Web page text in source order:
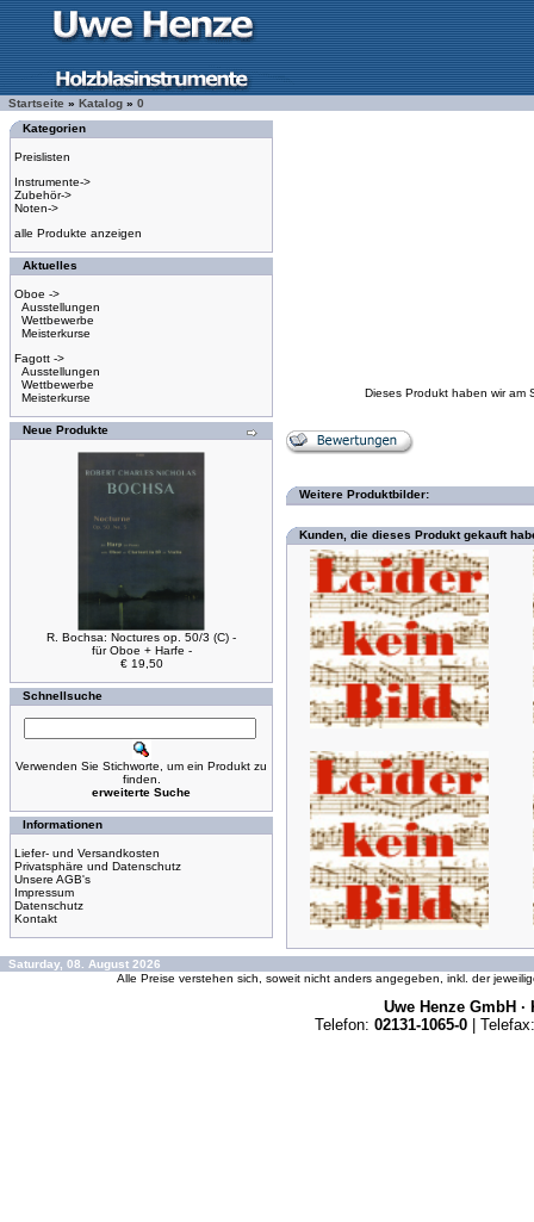
Startseite » Katalog » 0
Kategorien
Preislisten
Instrumente->
Zubehör->
Noten->
alle Produkte anzeigen
Aktuelles
Oboe ->
Ausstellungen
Wettbewerbe
Meisterkurse
Fagott ->
Ausstellungen
Wettbewerbe
Meisterkurse
Neue Produkte
R. Bochsa: Noctures op. 50/3 (C) -
für Oboe + Harfe -
€ 19,50
Schnellsuche
Verwenden Sie Stichworte, um ein Produkt zu
finden.
erweiterte Suche
Informationen
Liefer- und Versandkosten
Privatsphäre und Datenschutz
Unsere AGB's
Impressum
Datenschutz
Kontakt
Dieses Produkt haben wir am
Weitere Produktbilder:
Kunden, die dieses Produkt gekauft
Saturday, 08. August 2026
Alle Preise verstehen sich, soweit nicht anders angegeben, inkl. der
Uwe Henze GmbH ·
Telefon: 02131-1065-0 | Telefax: